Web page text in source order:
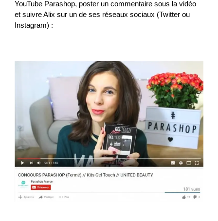
YouTube Parashop, poster un commentaire sous la vidéo
et suivre Alix sur un de ses réseaux sociaux (Twitter ou
Instagram) :